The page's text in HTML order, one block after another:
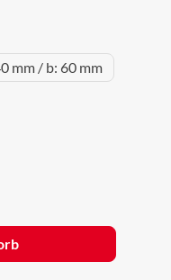
mm / b: 60 mm
gewünschten